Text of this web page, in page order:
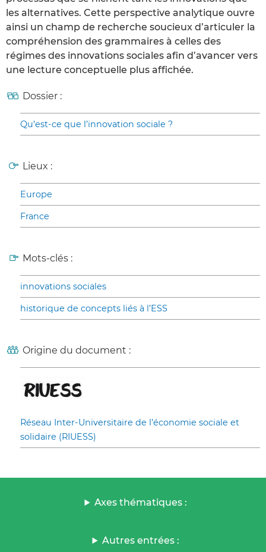
les alternatives. Cette perspective analytique ouvre
ainsi un champ de recherche soucieux d’articuler la
compréhension des grammaires à celles des
régimes des innovations sociales afin d’avancer vers
une lecture conceptuelle plus affichée.
Dossier :
Qu’est-ce que l’innovation sociale ?
Lieux :
Europe
France
Mots-clés :
innovations sociales
historique de concepts liés à l’ESS
Origine du document :
Réseau Inter-Universitaire de l’économie sociale et
solidaire (RIUESS)
Axes thématiques :
Autres entrées :